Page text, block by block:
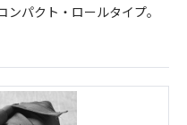
パクト・ロールタイプ。